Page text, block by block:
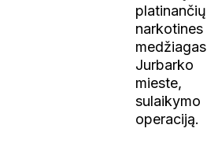
platinančių
narkotines
medžiagas
Jurbarko
mieste,
sulaikymo
operaciją.